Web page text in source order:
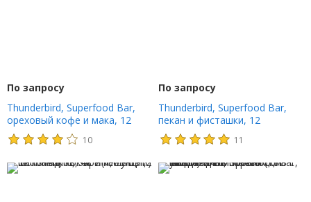
По запросу
Thunderbird, Superfood Bar,
ореховый кофе и мака, 12
батончиков по 48 г (1,7 унции)
10
По запросу
Thunderbird, Superfood Bar,
пекан и фисташки, 12
батончиков по 48 г (1,7 унции)
11